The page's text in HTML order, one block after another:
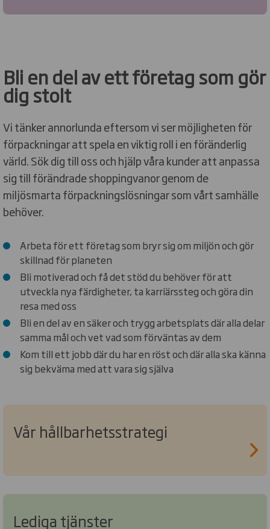
Bli en del av ett företag som gör
dig stolt
Vi tänker annorlunda eftersom vi ser möjligheten för
förpackningar att spela en viktig roll i en föränderlig
värld. Sök dig till oss och hjälp våra kunder att anpassa
sig till förändrade shoppingvanor genom de
miljösmarta förpackningslösningar som vårt samhälle
behöver.
Arbeta för ett företag som bryr sig om miljön och gör
skillnad för planeten
Bli motiverad och få det stöd du behöver för att
utveckla nya färdigheter, ta karriärssteg och göra din
resa med oss
Bli en del av en säker och trygg arbetsplats där alla delar
samma mål och vet vad som förväntas av dem
Kom till ett jobb där du har en röst och där alla ska känna
sig bekväma med att vara sig själva
Vår hållbarhetsstrategi
Lediga tjänster